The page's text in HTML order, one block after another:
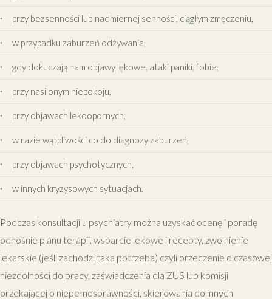
przy bezsenności lub nadmiernej senności, ciągłym zmęczeniu,
w przypadku zaburzeń odżywania,
gdy dokuczają nam objawy lękowe, ataki paniki, fobie,
przy nasilonym niepokoju,
przy objawach lekoopornych,
w razie wątpliwości co do diagnozy zaburzeń,
przy objawach psychotycznych,
w innych kryzysowych sytuacjach.
Podczas konsultacji u psychiatry można uzyskać ocenę i poradę
odnośnie planu terapii, wsparcie lekowe i recepty, zwolnienie
lekarskie (jeśli zachodzi taka potrzeba) czyli orzeczenie o czasowej
niezdolności do pracy, zaświadczenia dla ZUS lub komisji
orzekającej o niepełnosprawności, skierowania do innych